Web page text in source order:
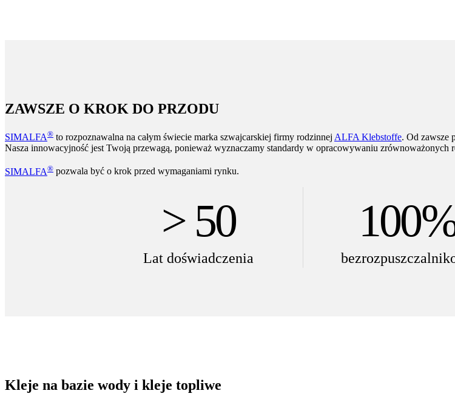
ZAWSZE O KROK DO PRZODU
SIMALFA® to rozpoznawalna na całym świecie marka szwajcarskiej firmy rodzinnej ALFA Klebstoffe. Od zawsze
Nasza innowacyjność jest Twoją przewagą, ponieważ wyznaczamy standardy w opracowywaniu zrównoważonych
SIMALFA® pozwala być o krok przed wymaganiami rynku.
> 50
Lat doświadczenia
Kleje na bazie wody i kleje topliwe